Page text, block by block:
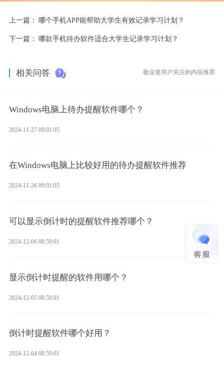
上一篇： 哪个手机APP能帮助大学生有效记录学习计划？
下一篇： 哪款手机待办软件适合大学生记录学习计划？
相关问答 敬业签用户关注的内容推荐
Windows电脑上待办提醒软件哪个？
2024-11-27 09:01:05
在Windows电脑上比较好用的待办提醒软件推荐
2024-11-26 09:01:05
可以显示倒计时的提醒软件推荐哪个？
2024-12-06 08:59:01
显示倒计时提醒的软件用哪个？
2024-12-05 08:59:01
倒计时提醒软件哪个好用？
2024-12-04 08:59:01